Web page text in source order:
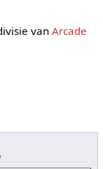
vanArcade